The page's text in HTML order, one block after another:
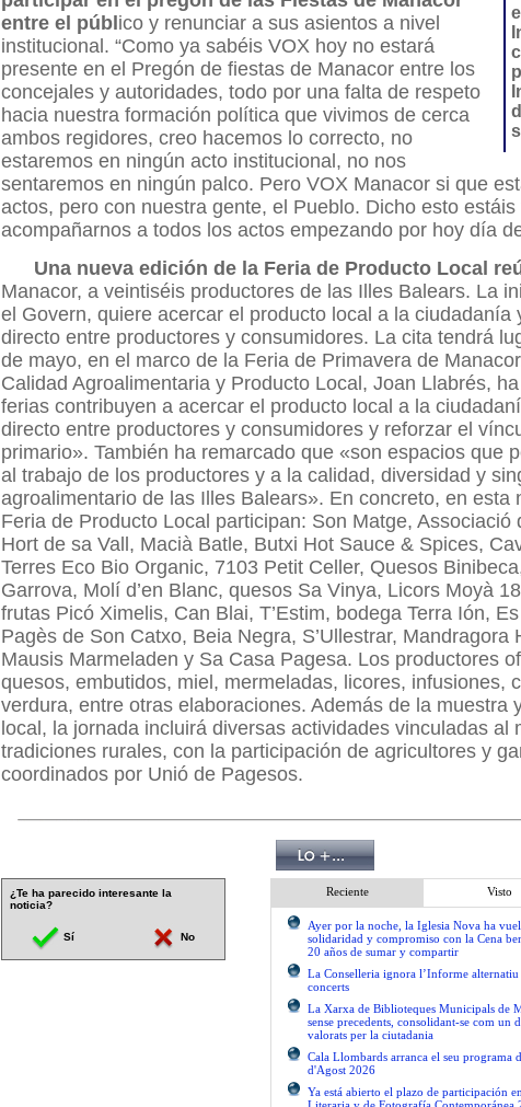
entre el públ ico y renunciar a sus asientos a nivel
institucional. “Como ya sabéis VOX hoy no estará
presente en el Pregón de fiestas de Manacor entre los
concejales y autoridades, todo por una falta de respeto
hacia nuestra formación política que vivimos de cerca
ambos regidores, creo hacemos lo correcto, no
estaremos en ningún acto institucional, no nos
sentaremos en ningún palco. Pero VOX Manacor si que
actos, pero con nuestra gente, el Pueblo. Dicho esto
acompañarnos a todos los actos empezando por hoy día
Una nueva edición de la Feria de Producto Local
Manacor, a veintiséis productores de las Illes Balears. La
el Govern, quiere acercar el producto local a la ciudadanía
directo entre productores y consumidores. La cita tendrá
de mayo, en el marco de la Feria de Primavera de
Calidad Agroalimentaria y Producto Local, Joan Llabrés,
ferias contribuyen a acercar el producto local a la
directo entre productores y consumidores y reforzar el
primario». También ha remarcado que «son espacios que
al trabajo de los productores y a la calidad, diversidad y
agroalimentario de las Illes Balears». En concreto, en esta
Feria de Producto Local participan: Son Matge, Associació
Hort de sa Vall, Macià Batle, Butxi Hot Sauce & Spices,
Terres Eco Bio Organic, 7103 Petit Celler, Quesos
Garrova, Molí d’en Blanc, quesos Sa Vinya, Licors Moyà
frutas Picó Ximelis, Can Blai, T’Estim, bodega Terra Ión,
Pagès de Son Catxo, Beia Negra, S’Ullestrar, Mandragora
Mausis Marmeladen y Sa Casa Pagesa. Los productores
quesos, embutidos, miel, mermeladas, licores, infusiones,
verdura, entre otras elaboraciones. Además de la muestra
local, la jornada incluirá diversas actividades vinculadas al
tradiciones rurales, con la participación de agricultores y
coordinados por Unió de Pagesos.
¿Te ha parecido interesante la
noticia?
Sí No
Reciente Visto
Ayer por la noche, la Iglesia Nova ha
solidaridad y compromiso con la Cena
20 años de sumar y compartir
La Conselleria ignora l’Informe
concerts
La Xarxa de Biblioteques Municipals de
sense precedents, consolidant-se com un
valorats per la ciutadania
Cala Llombards arranca el seu programa
d'Agost 2026
Ya está abierto el plazo de participación